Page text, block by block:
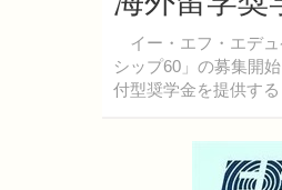
イー・エフ・エデュ
シップ60」の募集開
付型奨学金を提供す